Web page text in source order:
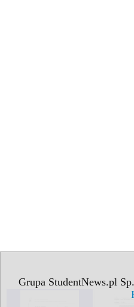
Grupa StudentNews.pl